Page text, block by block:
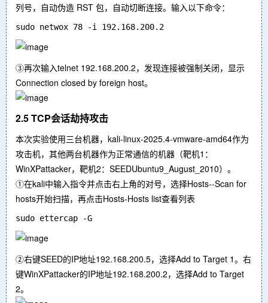
列号，自动伪造 RST 包，自动切断连接。输入以下命令：
③再次输入telnet 192.168.200.2，发现连接被强制关闭，显示
Connection closed by foreign host。
2.5 TCP会话劫持攻击
本次实验使用三台机器，kali-linux-2025.4-vmware-amd64作为
攻击机，其他两台机器作为正常通信的机器（靶机1：
WinXPattacker，靶机2：SEEDUbuntu9_August_2010）。
①在kali中输入指令并点击右上角的对号，选择Hosts--Scan for
hosts开始扫描，再点击Hosts-Hosts list查看列表
②右键SEED的IP地址192.168.200.5，选择Add to Target 1。右
键WinXPattacker的IP地址192.168.200.2，选择Add to Target
2。